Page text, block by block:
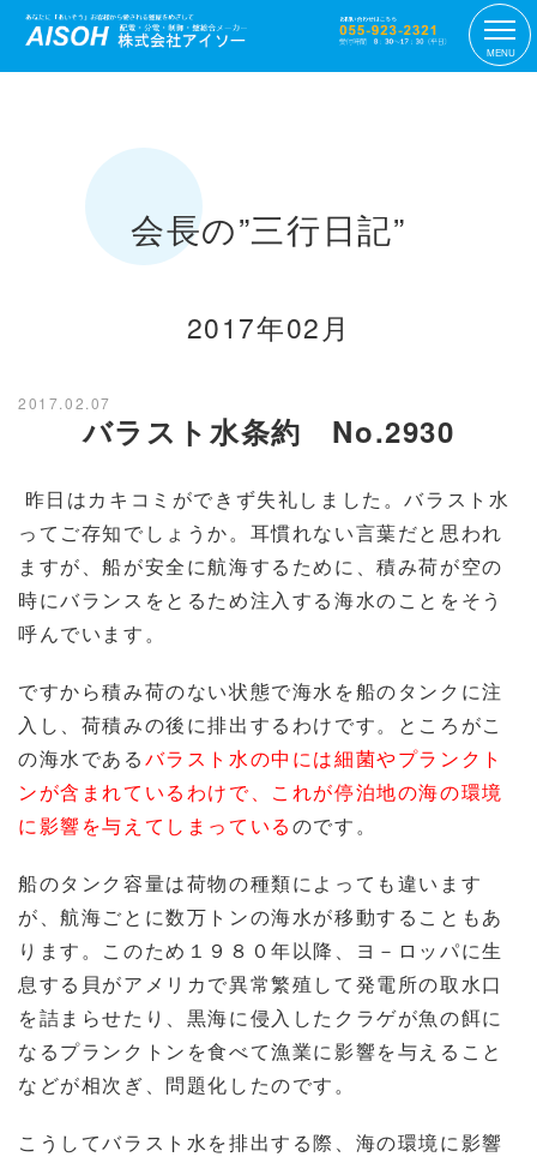
MENU
会長の”三行日記”
2017年02月
2017.02.07
バラスト水条約 No.2930
昨日はカキコミができず失礼しました。バラスト水
ってご存知でしょうか。耳慣れない言葉だと思われ
ますが、船が安全に航海するために、積み荷が空の
時にバランスをとるため注入する海水のことをそう
呼んでいます。
ですから積み荷のない状態で海水を船のタンクに注
入し、荷積みの後に排出するわけです。ところがこ
の海水であるバラスト水の中には細菌やプランクト
ンが含まれているわけで、これが停泊地の海の環境
に影響を与えてしまっているのです。
船のタンク容量は荷物の種類によっても違います
が、航海ごとに数万トンの海水が移動することもあ
ります。このため１９８０年以降、ヨ－ロッパに生
息する貝がアメリカで異常繁殖して発電所の取水口
を詰まらせたり、黒海に侵入したクラゲが魚の餌に
なるプランクトンを食べて漁業に影響を与えること
などが相次ぎ、問題化したのです。
こうしてバラスト水を排出する際、海の環境に影響